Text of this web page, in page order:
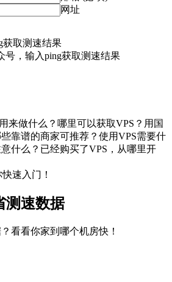
网址
获取测速结果
来做什么？哪里可以获取VPS？用国
靠谱的商家可推荐？使用VPS需要什
什么？已经购买了VPS，从哪里开
速入门！
测速数据
看看你家到哪个机房快！